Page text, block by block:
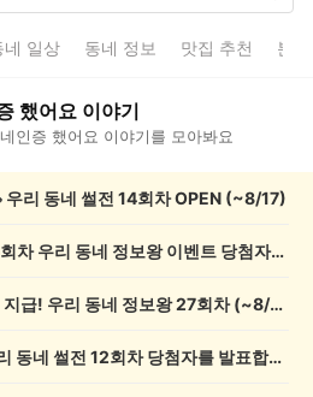
네 일상 동네 정보 맛집 추천 분
했어요 이야기
인증 했어요 이야기를 모아봐요
리 동네 썰전 14회차 OPEN (~8/17)
💰[당첨자 발표] 26회차 우리 동네 정보왕 이벤트 당첨자를 발표합니다!
💸 전원 2,000캐시 지급! 우리 동네 정보왕 27회차 (~8/10)
💰[당첨자 발표] 우리 동네 썰전 12회차 당첨자를 발표합니다!